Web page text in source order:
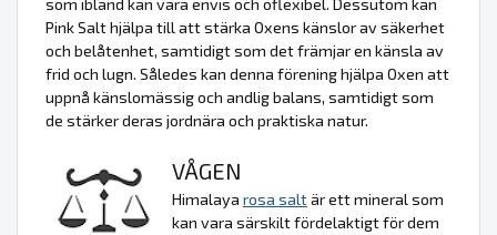
som ibland kan vara envis och oflexibel. Dessutom kan
Pink Salt hjälpa till att stärka Oxens känslor av säkerhet
och belåtenhet, samtidigt som det främjar en känsla av
frid och lugn. Således kan denna förening hjälpa Oxen att
uppnå känslomässig och andlig balans, samtidigt som
de stärker deras jordnära och praktiska natur.
VÅGEN
Himalaya rosa saltär ett mineral som
kan vara särskilt fördelaktigt för dem